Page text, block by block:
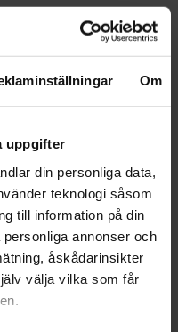
Om
uppgifter
din personliga data,
teknologi såsom
till information på din
annonser och
åskådarinsikter
välja vilka som får
Southwest conference
program –
Chamber of
(SKAP/STIM)
Music Prize
Coordination
Songs
– Stockholm Folk